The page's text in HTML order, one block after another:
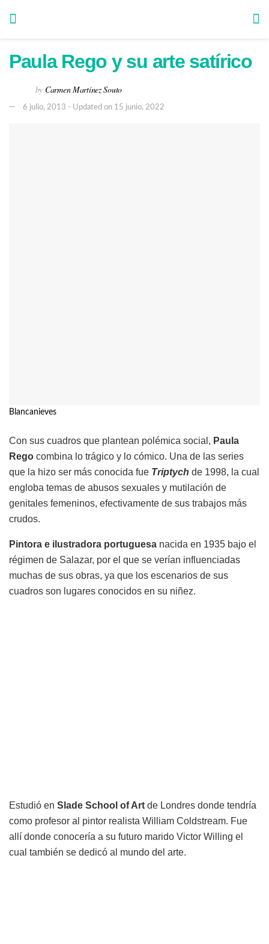
Paula Rego y su arte satírico
by Carmen Martínez Souto
6 julio, 2013 - Updated on 15 junio, 2022
Blancanieves
Con sus cuadros que plantean polémica social, Paula
Rego combina lo trágico y lo cómico. Una de las series
que la hizo ser más conocida fue Triptych de 1998, la cual
engloba temas de abusos sexuales y mutilación de
genitales femeninos, efectivamente de sus trabajos más
crudos.
Pintora e ilustradora portuguesa nacida en 1935 bajo el
régimen de Salazar, por el que se verían influenciadas
muchas de sus obras, ya que los escenarios de sus
cuadros son lugares conocidos en su niñez.
Estudió en Slade School of Art de Londres donde tendría
como profesor al pintor realista William Coldstream. Fue
allí donde conocería a su futuro marido Victor Willing el
cual también se dedicó al mundo del arte.